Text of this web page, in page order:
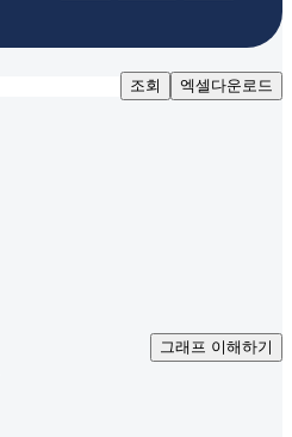
조회 엑셀다운로드
그래프 이해하기